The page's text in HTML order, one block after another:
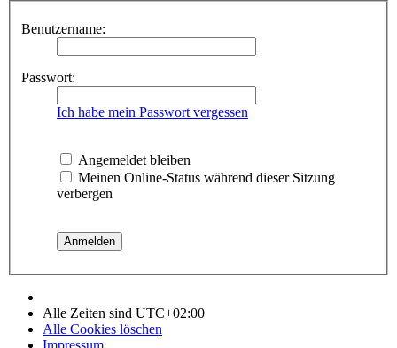
Benutzername:
Passwort:
Ich habe mein Passwort vergessen
Angemeldet bleiben
Meinen Online-Status während dieser Sitzung
verbergen
Alle Zeiten sind UTC+02:00
Alle Cookies löschen
Impressum